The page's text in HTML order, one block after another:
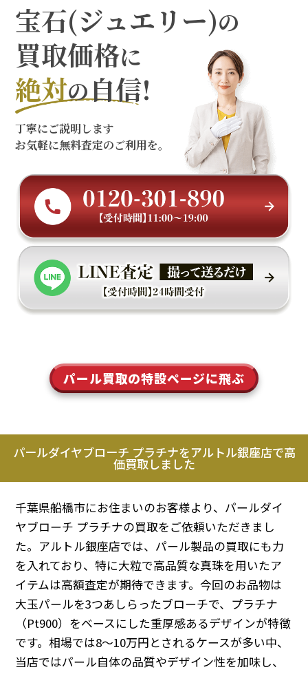
宝石(ジュエリー)の
買取価格に
絶対の自信!
丁寧にご説明します
お気軽に無料査定のご利用を。
パール買取の特設ページに飛ぶ
パールダイヤブローチ プラチナをアルトル銀座店で高
価買取しました
千葉県船橋市にお住まいのお客様より、パールダイ
ヤブローチ プラチナの買取をご依頼いただきまし
た。アルトル銀座店では、パール製品の買取にも力
を入れており、特に大粒で高品質な真珠を用いたア
イテムは高額査定が期待できます。今回のお品物は
大玉パールを3つあしらったブローチで、プラチナ
（Pt900）をベースにした重厚感あるデザインが特徴
です。相場では8～10万円とされるケースが多い中、
当店ではパール自体の品質やデザイン性を加味し、